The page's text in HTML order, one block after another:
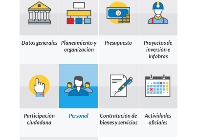
Datos generales
Planeamiento y
organización
Presupuesto
Proyectos de
inversión e
Infobras
Participación
ciudadana
Personal
Contratación de
bienes y servicios
Actividades
oficiales